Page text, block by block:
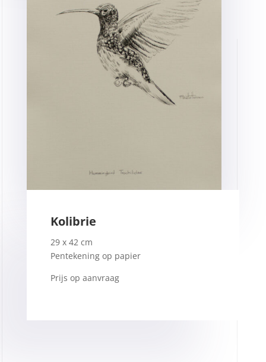
Kolibrie
29 x 42 cm
Pentekening op papier
Prijs op aanvraag